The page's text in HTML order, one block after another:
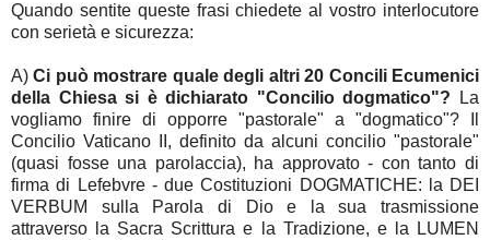
Quando sentite queste frasi chiedete al vostro interlocutore
con serietà e sicurezza:
A)Ci può mostrare quale degli altri 20 Concili Ecumenici
della Chiesa si è dichiarato "Concilio dogmatico"? La
vogliamo finire di opporre "pastorale" a "dogmatico"? Il
Concilio Vaticano II, definito da alcuni concilio "pastorale"
(quasi fosse una parolaccia), ha approvato - con tanto di
firma di Lefebvre - due Costituzioni DOGMATICHE: la DEI
VERBUM sulla Parola di Dio e la sua trasmissione
attraverso la Sacra Scrittura e la Tradizione, e la LUMEN